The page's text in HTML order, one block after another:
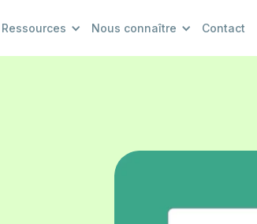
Ressources Nous connaître Contact